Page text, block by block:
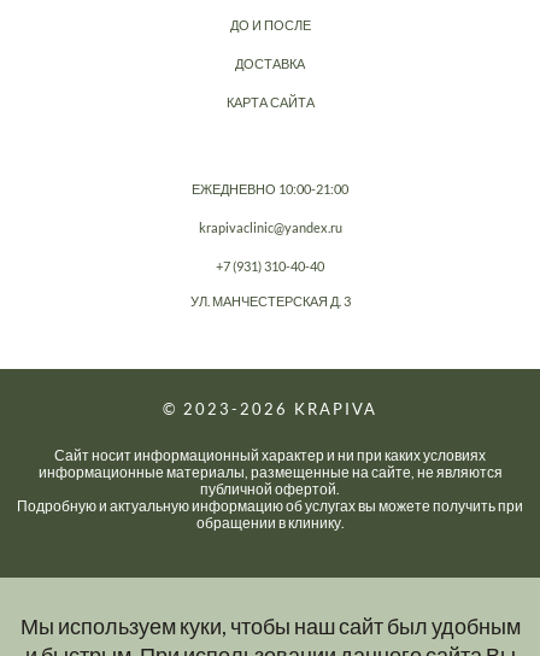
Мы используем куки, чтобы наш сайт был удобным
ДО И ПОСЛЕ
ДОСТАВКА
КАРТА САЙТА
ЕЖЕДНЕВНО 10:00-21:00
krapivaclinic@yandex.ru
+7 (931) 310-40-40
УЛ. МАНЧЕСТЕРСКАЯ Д. 3
© 2023-2026 KRAPIVA
Сайт носит информационный характер и ни при каких условиях
информационные материалы, размещенные на сайте, не являются
публичной офертой.
Подробную и актуальную информацию об услугах вы можете получить при
обращении в клинику.